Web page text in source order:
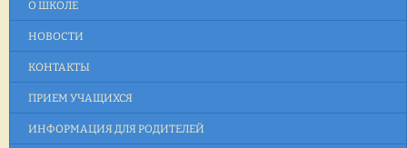
О ШКОЛЕ
НОВОСТИ
КОНТАКТЫ
ПРИЕМ УЧАЩИХСЯ
ИНФОРМАЦИЯ ДЛЯ РОДИТЕЛЕЙ